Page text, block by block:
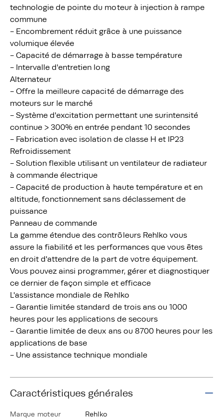
technologie de pointe du moteur à injection à rampe
commune
- Encombrement réduit grâce à une puissance
volumique élevée
- Capacité de démarrage à basse température
- Intervalle d'entretien long
Alternateur
- Offre la meilleure capacité de démarrage des
moteurs sur le marché
- Système d'excitation permettant une surintensité
continue > 300% en entrée pendant 10 secondes
- Fabrication avec isolation de classe H et IP23
Refroidissement
- Solution flexible utilisant un ventilateur de radiateur
à commande électrique
- Capacité de production à haute température et en
altitude, fonctionnement sans déclassement de
puissance
Panneau de commande
La gamme étendue des contrôleurs Rehlko vous
assure la fiabilité et les performances que vous êtes
en droit d'attendre de la part de votre équipement.
Vous pouvez ainsi programmer, gérer et diagnostiquer
ce dernier de façon simple et efficace
L'assistance mondiale de Rehlko
- Garantie limitée standard de trois ans ou 1000
heures pour les applications de secours
- Garantie limitée de deux ans ou 8700 heures pour les
applications de base
- Une assistance technique mondiale
Caractéristiques générales
Marque moteur Rehlko